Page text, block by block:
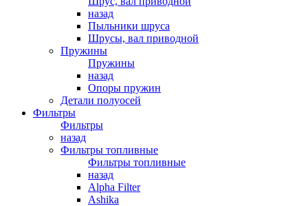
назад
Пыльники шруса
Шрусы, вал приводной
Пружины
Пружины
назад
Опоры пружин
Детали полуосей
Фильтры
Фильтры
назад
Фильтры топливные
Фильтры топливные
назад
Alpha Filter
Ashika